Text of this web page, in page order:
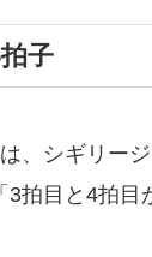
子
、シギリー
3拍目と4拍目